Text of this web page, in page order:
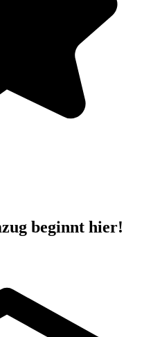
beginnt hier!